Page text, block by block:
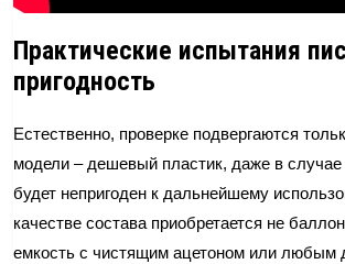
Практические испытания
пригодность
Естественно, проверке подвергаются
модели – дешевый пластик, даже в случае
будет непригоден к дальнейшему
качестве состава приобретается не
емкость с чистящим ацетоном или любым